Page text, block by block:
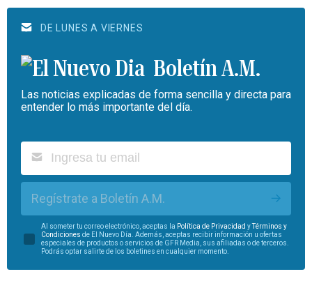
DE LUNES A VIERNES
Boletín A.M.
Las noticias explicadas de forma sencilla y directa para
entender lo más importante del día.
Regístrate a Boletín A.M.
Al someter tu correo electrónico, aceptas la Política de Privacidad yTérminos y
Condiciones de El Nuevo Día. Además, aceptas recibir información u ofertas
especiales de productos o servicios de GFR Media, sus afiliadas o de terceros.
Podrás optar salirte de los boletines en cualquier momento.